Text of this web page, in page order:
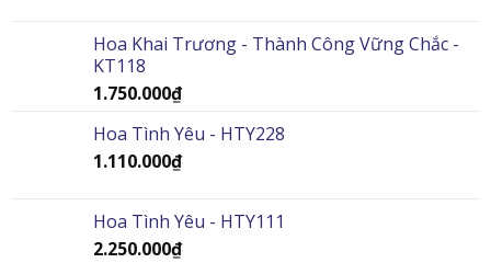
Hoa Khai Trương - Thành Công Vững Chắc -
KT118
1.750.000₫
Hoa Tình Yêu - HTY228
1.110.000₫
Hoa Tình Yêu - HTY111
2.250.000₫